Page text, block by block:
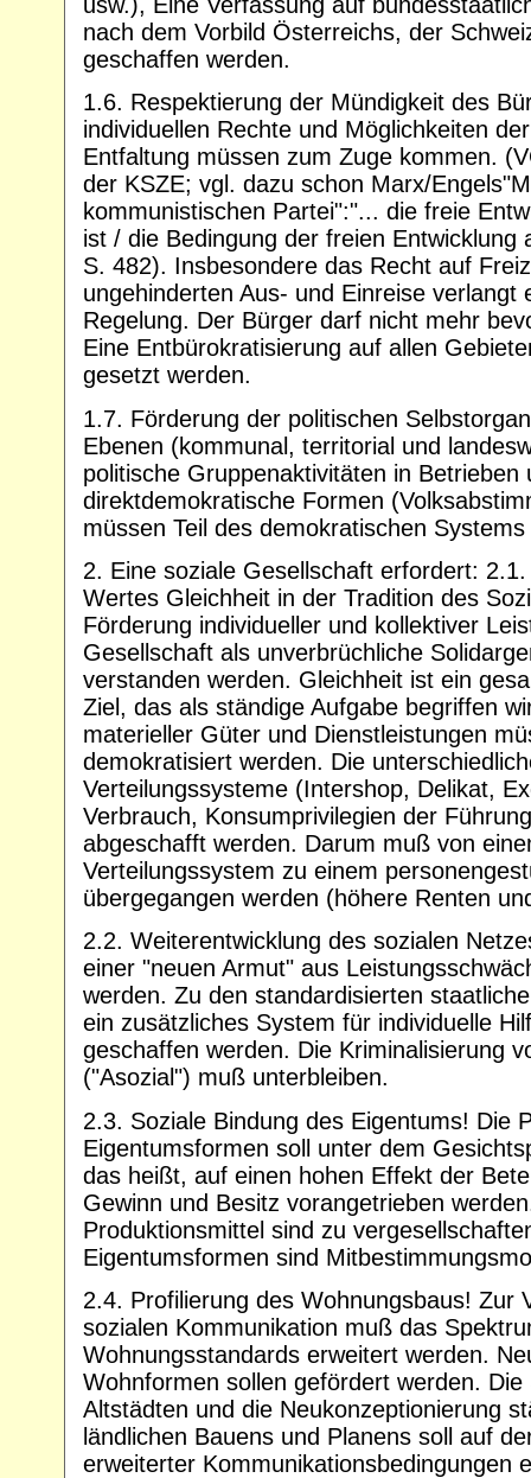
nach dem Vorbild Österreichs, der
geschaffen werden.
1.6. Respektierung der Mündigkeit des
individuellen Rechte und Möglichkeiten
Entfaltung müssen zum Zuge kommen.
der KSZE; vgl. dazu schon Marx/
kommunistischen Partei":"... die freie
ist / die Bedingung der freien Entwicklung
S. 482). Insbesondere das Recht auf
ungehinderten Aus- und Einreise verlangt
Regelung. Der Bürger darf nicht mehr
Eine Entbürokratisierung auf allen
gesetzt werden.
1.7. Förderung der politischen
Ebenen (kommunal, territorial und
politische Gruppenaktivitäten in Betrieben
direktdemokratische Formen
müssen Teil des demokratischen
2. Eine soziale Gesellschaft erfordert:
Wertes Gleichheit in der Tradition des
Förderung individueller und kollektiver
Gesellschaft als unverbrüchliche
verstanden werden. Gleichheit ist ein
Ziel, das als ständige Aufgabe begriffen
materieller Güter und Dienstleistungen
demokratisiert werden. Die
Verteilungssysteme (Intershop, Delikat,
Verbrauch, Konsumprivilegien der
abgeschafft werden. Darum muß von
Verteilungssystem zu einem
übergegangen werden (höhere Renten
2.2. Weiterentwicklung des sozialen
einer "neuen Armut" aus
werden. Zu den standardisierten
ein zusätzliches System für individuelle
geschaffen werden. Die Kriminalisierung
("Asozial") muß unterbleiben.
2.3. Soziale Bindung des Eigentums! Die
Eigentumsformen soll unter dem
das heißt, auf einen hohen Effekt der
Gewinn und Besitz vorangetrieben
Produktionsmittel sind zu
Eigentumsformen sind
2.4. Profilierung des Wohnungsbaus! Zur
sozialen Kommunikation muß das
Wohnungsstandards erweitert werden.
Wohnformen sollen gefördert werden. Die
Altstädten und die Neukonzeptionierung
ländlichen Bauens und Planens soll auf
erweiterter Kommunikationsbedingungen